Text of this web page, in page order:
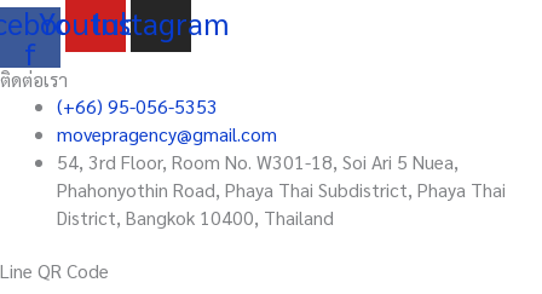
f
Youtube
Instagram
ติดต่อเรา
(+66) 95-056-5353
movepragency@gmail.com
54, 3rd Floor, Room No. W301-18, Soi Ari 5 Nuea,
Phahonyothin Road, Phaya Thai Subdistrict, Phaya Thai
District, Bangkok 10400, Thailand
Line QR Code